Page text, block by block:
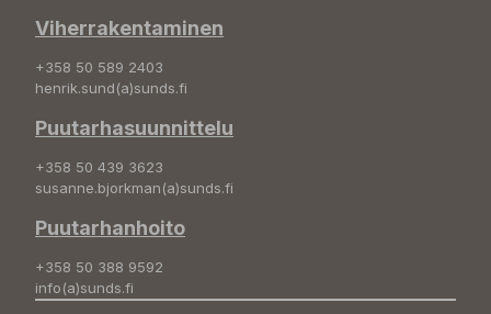
Viherrakentaminen
+358 50 589 2403
henrik.sund(a)sunds.fi
Puutarhasuunnittelu
+358 50 439 3623
susanne.bjorkman(a)sunds.fi
Puutarhanhoito
+358 50 388 9592
info(a)sunds.fi